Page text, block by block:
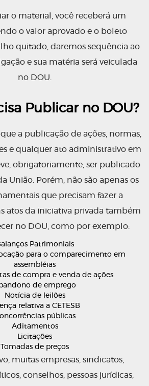
o material, você receberá um
o valor aprovado e o boleto
quitado, daremos sequência ao
e sua matéria será veiculada
no DOU.
Publicar no DOU?
a publicação de ações, normas,
e qualquer ato administrativo em
obrigatoriamente, ser publicado
União. Porém, não são apenas os
que precisam fazer a
atos da iniciativa privada também
no DOU, como por exemplo:
Patrimoniais
para o comparecimento em
assembléias
de compra e venda de ações
de emprego
Notícia de leilões
relativa a CETESB
públicas
Aditamentos
Licitações
Tomadas de preços
muitas empresas, sindicatos,
conselhos, pessoas jurídicas,